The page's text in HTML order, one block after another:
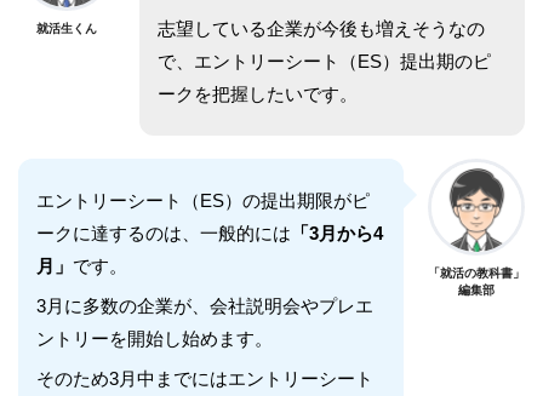
就活生くん
志望している企業が今後も増えそうなの
で、エントリーシート（ES）提出期のピ
ークを把握したいです。
エントリーシート（ES）の提出期限がピ
ークに達するのは、一般的には 「3月から4
月」 です。
3月に多数の企業が、会社説明会やプレエ
ントリーを開始し始めます。
そのため3月中までにはエントリーシート
「就活の教科書」
編集部